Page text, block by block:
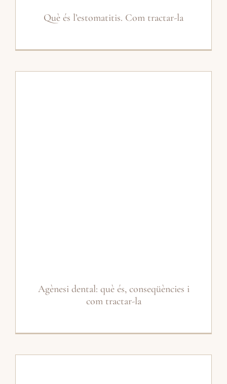
Què és l’estomatitis. Com tractar-la
Agènesi dental: què és, conseqüències i
com tractar-la